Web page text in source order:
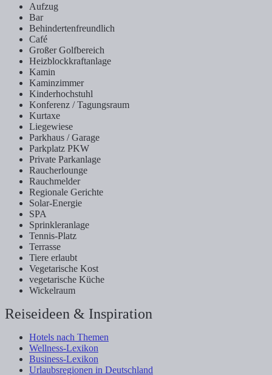
Aufzug
Bar
Behindertenfreundlich
Café
Großer Golfbereich
Heizblockkraftanlage
Kamin
Kaminzimmer
Kinderhochstuhl
Konferenz / Tagungsraum
Kurtaxe
Liegewiese
Parkhaus / Garage
Parkplatz PKW
Private Parkanlage
Raucherlounge
Rauchmelder
Regionale Gerichte
Solar-Energie
SPA
Sprinkleranlage
Tennis-Platz
Terrasse
Tiere erlaubt
Vegetarische Kost
vegetarische Küche
Wickelraum
Reiseideen & Inspiration
Hotels nach Themen
Wellness-Lexikon
Business-Lexikon
Urlaubsregionen in Deutschland